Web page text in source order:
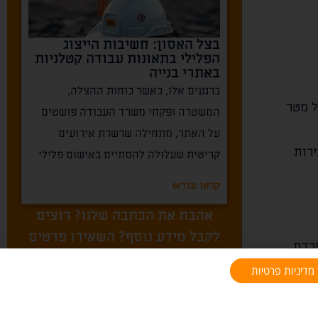
מטר
בצל האסון: חשיבות הייצוג
הפלילי בתאונות עבודה קטלניות
באתרי בנייה
ברגעים אלו, כאשר כוחות ההצלה,
המשטרה ופקחי משרד העבודה פושטים
על האתר, מתחילה שרשרת אירועים
קריטית שעלולה להסתיים באישום פלילי
קראו עוד
אהבת את הכתבה שלנו? רוצים
לקבל מידע נוסף? השאירו פרטים
פרטיות